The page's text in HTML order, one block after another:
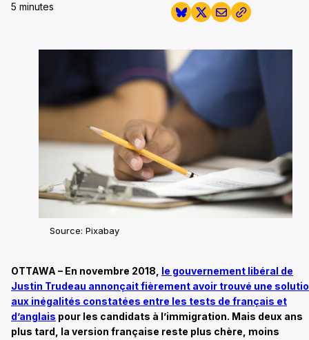
5 minutes
Source: Pixabay
OTTAWA – En novembre 2018, le gouvernement libéral de
Justin Trudeau annonçait fièrement avoir trouvé une
aux inégalités constatées entre les tests de français et
d’anglais pour les candidats à l’immigration. Mais deux ans
plus tard, la version française reste plus chère, moins